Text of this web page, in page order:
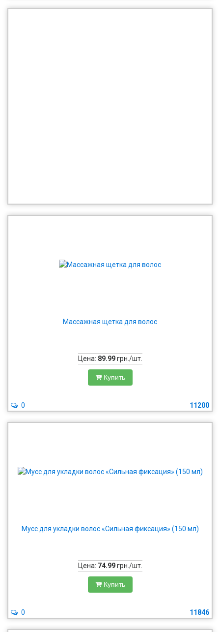
Массажная щетка для волос
Цена: 89.99грн./шт.
Купить
11200
0
Мусс для укладки волос «Сильная фиксация» (150 мл)
Цена: 74.99грн./шт.
Купить
11846
0